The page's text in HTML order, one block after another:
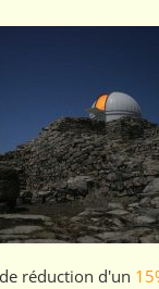
réduction d'un